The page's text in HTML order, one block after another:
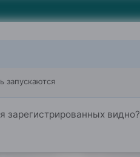
запускаются
зарегистрированных видно?